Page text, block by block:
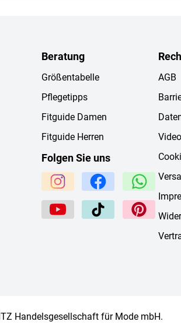
Beratung
Größentabelle
Pflegetipps
Fitguide Damen
Fitguide Herren
Folgen Sie uns
AGB
Handelsgesellschaft für Mode mbH.